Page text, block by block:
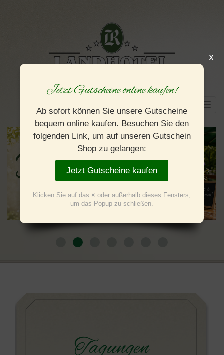
x
Jetzt Gutscheine online kaufen!
Ab sofort können Sie unsere Gutscheine
bequem online kaufen. Besuchen Sie den
folgenden Link, um auf unseren Gutschein
Shop zu gelangen:
Jetzt Gutscheine kaufen
Klicken Sie auf das × oder außerhalb dieses Fensters,
um das Popup zu schließen.
Tagungen